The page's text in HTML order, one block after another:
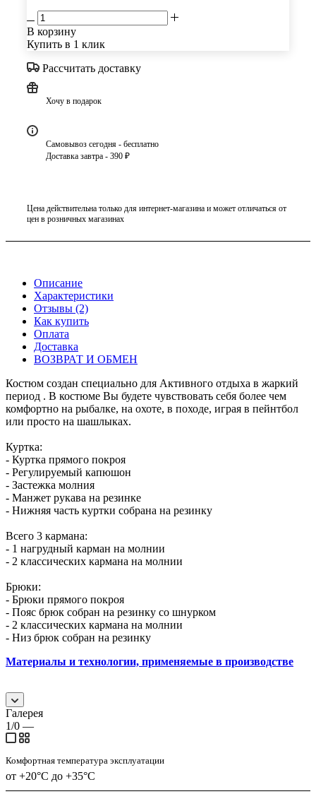
В корзину
Купить в 1 клик
Рассчитать доставку
Хочу в подарок
Самовывоз сегодня - бесплатно
Доставка завтра - 390 ₽
Цена действительна только для интернет-магазина и может отличаться от
цен в розничных магазинах
Описание
Характеристики
Отзывы (2)
Как купить
Оплата
Доставка
ВОЗВРАТ И ОБМЕН
Костюм создан специально для Активного отдыха в жаркий
период . В костюме Вы будете чувствовать себя более чем
комфортно на рыбалке, на охоте, в походе, играя в пейнтбол
или просто на шашлыках.
Куртка:
- Куртка прямого покроя
- Регулируемый капюшон
- Застежка молния
- Манжет рукава на резинке
- Нижняя часть куртки собрана на резинку
Всего 3 кармана:
- 1 нагрудный карман на молнии
- 2 классических кармана на молнии
Брюки:
- Брюки прямого покроя
- Пояс брюк собран на резинку со шнурком
- 2 классических кармана на молнии
- Низ брюк собран на резинку
Материалы и технологии, применяемые в производстве
Галерея
1/0 —
Комфортная температура эксплуатации
от +20°С до +35°С